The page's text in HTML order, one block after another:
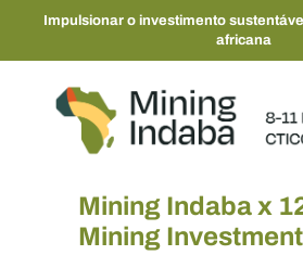
Impulsionar o investimento
africana
Mining Indaba x
Mining Investment